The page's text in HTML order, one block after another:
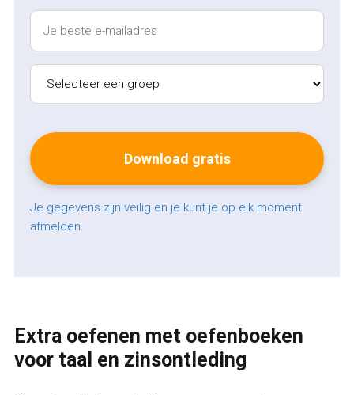
Je gegevens zijn veilig en je kunt je op elk moment
afmelden.
Extra oefenen met oefenboeken
voor taal en zinsontleding